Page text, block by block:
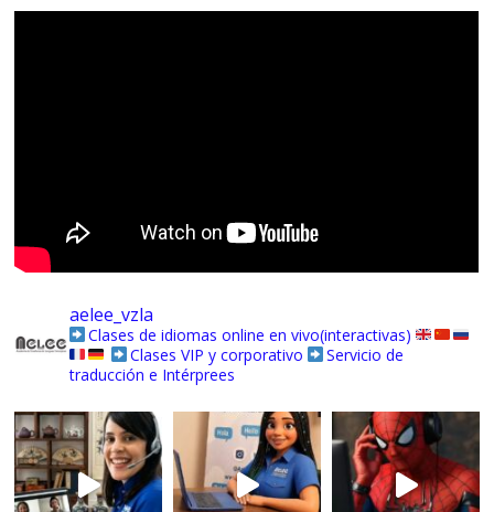
aelee_vzla
Clases de idiomas online en vivo(interactivas)
Clases VIP y corporativo
Servicio de
traducción e Intérprees